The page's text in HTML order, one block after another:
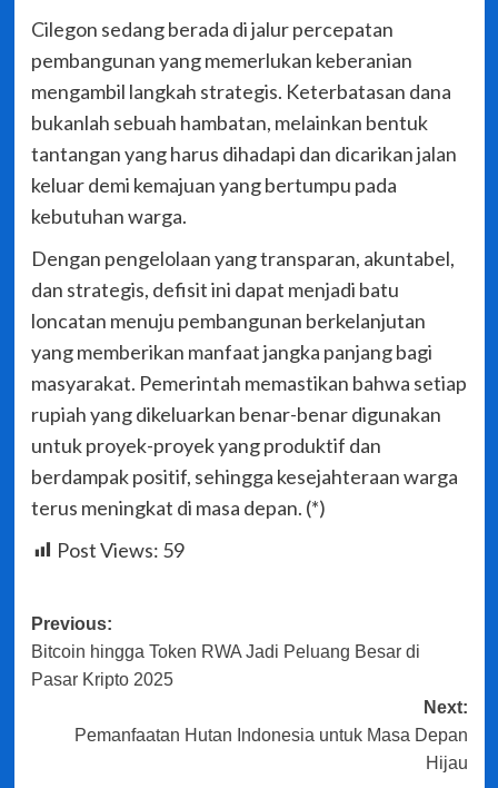
Cilegon sedang berada di jalur percepatan
pembangunan yang memerlukan keberanian
mengambil langkah strategis. Keterbatasan dana
bukanlah sebuah hambatan, melainkan bentuk
tantangan yang harus dihadapi dan dicarikan jalan
keluar demi kemajuan yang bertumpu pada
kebutuhan warga.
Dengan pengelolaan yang transparan, akuntabel,
dan strategis, defisit ini dapat menjadi batu
loncatan menuju pembangunan berkelanjutan
yang memberikan manfaat jangka panjang bagi
masyarakat. Pemerintah memastikan bahwa setiap
rupiah yang dikeluarkan benar-benar digunakan
untuk proyek-proyek yang produktif dan
berdampak positif, sehingga kesejahteraan warga
terus meningkat di masa depan. (*)
Post Views: 59
Post
navigation
Previous:
Bitcoin hingga Token RWA Jadi Peluang Besar di
Pasar Kripto 2025
Next:
Pemanfaatan Hutan Indonesia untuk Masa Depan
Hijau